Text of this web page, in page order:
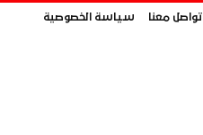
تواصل معنا سياسة الخصوصية